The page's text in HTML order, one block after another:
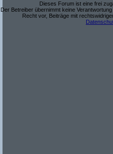
Dieses Forum ist eine frei
Der Betreiber übernimmt keine
Recht vor, Beiträge mit